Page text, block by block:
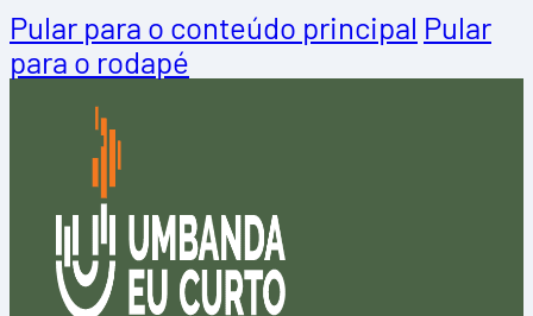
Pular para o conteúdo principal Pular
para o rodapé